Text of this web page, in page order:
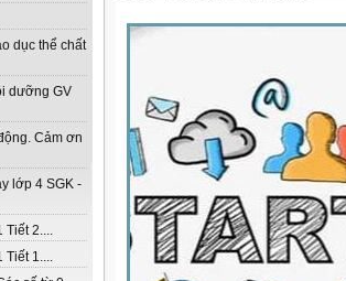
dục thể chất
dưỡng GV
Cảm ơn
lớp 4 SGK -
Tiết 2....
Tiết 1....